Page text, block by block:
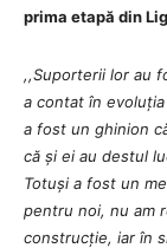
prima etapă din
,,Suporterii lor au
a contat în
a fost un ghinion
că și ei au destul
Totuși a fost un
pentru noi, nu am
construcție, iar în